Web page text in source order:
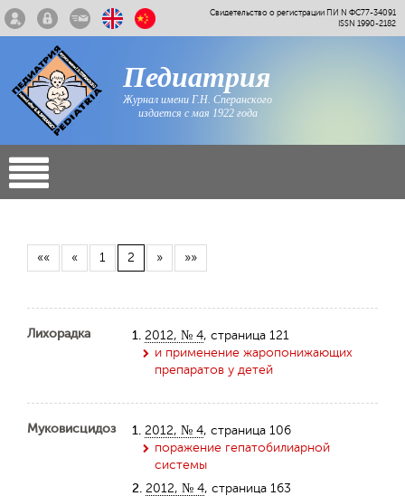
Свидетельство о регистрации ПИ N ФС77-34091
ISSN 1990-2182
Педиатрия
Журнал имени Г.Н. Сперанского
издается с мая 1922 года
«« « 1 2 » »»
Лихорадка 1. 2012, № 4, страница 121
и применение жаропонижающих
препаратов у детей
Муковисцидоз 1. 2012, № 4, страница 106
поражение гепатобилиарной
системы
2. 2012, № 4, страница 163